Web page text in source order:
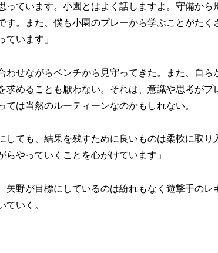
ています。小園とはよく話しますよ。守備から
。また、僕も小園のプレーから学ぶことがたく
います」
せながらベンチから見守ってきた。また、自ら
めることも厭わない。それは、意識や思考がプ
は当然のルーティーンなのかもしれない。
しても、結果を残すために良いものは柔軟に取り
やっていくことを心がけています」
野が目標にしているのは紛れもなく遊撃手のレ
いく。